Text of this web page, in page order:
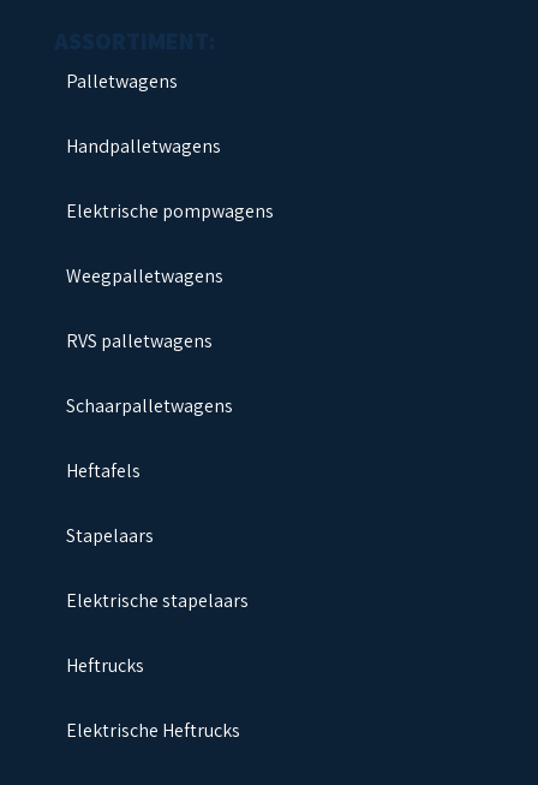
Palletwagens
Handpalletwagens
Elektrische pompwagens
Weegpalletwagens
RVS palletwagens
Schaarpalletwagens
Heftafels
Stapelaars
Elektrische stapelaars
Heftrucks
Elektrische Heftrucks